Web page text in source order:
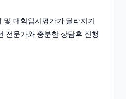
및 대학입시평가가 달라지기
전문가와 충분한 상담후 진행